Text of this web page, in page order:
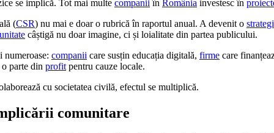
se implică. Tot mai multe companii în România investesc în
(CSR) nu mai e doar o rubrică în raportul anual. A devenit o
câștigă nu doar imagine, ci și loialitate din partea publicului.
numeroase: companii care susțin educația digitală, firme care
parte din profit pentru cauze locale.
cu societatea civilă, efectul se multiplică.
comunitare